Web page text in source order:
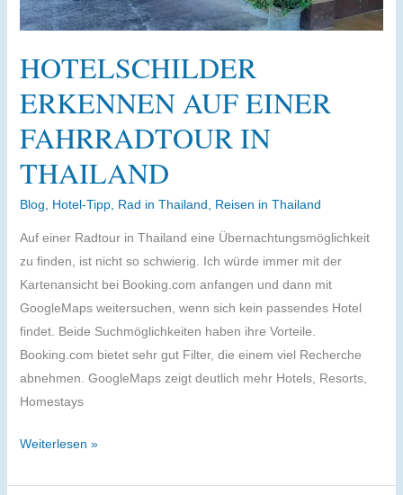
HOTELSCHILDER
ERKENNEN AUF EINER
FAHRRADTOUR IN
THAILAND
Blog, Hotel-Tipp, Rad in Thailand, Reisen in Thailand
Auf einer Radtour in Thailand eine Übernachtungsmöglichkeit
zu finden, ist nicht so schwierig. Ich würde immer mit der
Kartenansicht bei Booking.com anfangen und dann mit
GoogleMaps weitersuchen, wenn sich kein passendes Hotel
findet. Beide Suchmöglichkeiten haben ihre Vorteile.
Booking.com bietet sehr gut Filter, die einem viel Recherche
abnehmen. GoogleMaps zeigt deutlich mehr Hotels, Resorts,
Homestays
Hotelschilder
auf
Weiterlesen »